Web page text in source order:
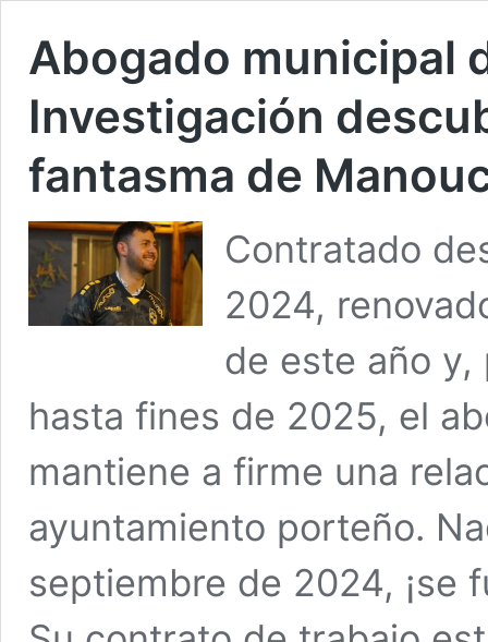
Abogado municipal
Investigación
fantasma de
Contratado
2024,
de este año
hasta fines de 2025, el
mantiene a firme una
ayuntamiento porteño.
septiembre de 2024, ¡se